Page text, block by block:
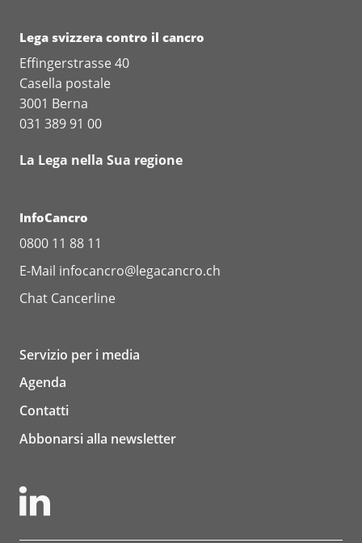
Lega svizzera contro il cancro
Effingerstrasse 40
Casella postale
3001 Berna
031 389 91 00
La Lega nella Sua regione
InfoCancro
0800 11 88 11
E-Mail infocancro@legacancro.ch
Chat Cancerline
Servizio per i media
Agenda
Contatti
Abbonarsi alla newsletter